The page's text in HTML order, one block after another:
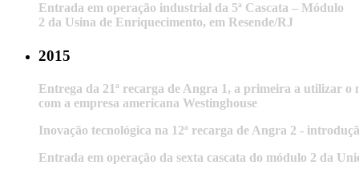
Entrada em operação industrial da 5ª Cascata – Módulo
2 da Usina de Enriquecimento, em Resende/RJ
2015
Entrega da 21ª recarga de Angra 1, a primeira a utilizar
com a empresa americana Westinghouse
Inovação tecnológica na 12ª recarga de Angra 2 -
Entrada em operação da sexta cascata do módulo 2 da